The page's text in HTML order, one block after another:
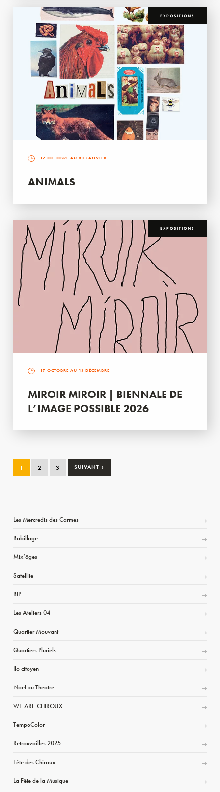
EXPOSITIONS
17 OCTOBRE AU 30 JANVIER
ANIMALS
EXPOSITIONS
17 OCTOBRE AU 13 DÉCEMBRE
MIROIR MIROIR | BIENNALE DE
L’IMAGE POSSIBLE 2026
1 2 3 SUIVANT ›
Les Mercredis des Carmes
Babillage
Mix’âges
Satellite
BIP
Les Ateliers 04
Quartier Mouvant
Quartiers Pluriels
Ilo citoyen
Noël au Théâtre
WE ARE CHIROUX
TempoColor
Retrouvailles 2025
Fête des Chiroux
La Fête de la Musique